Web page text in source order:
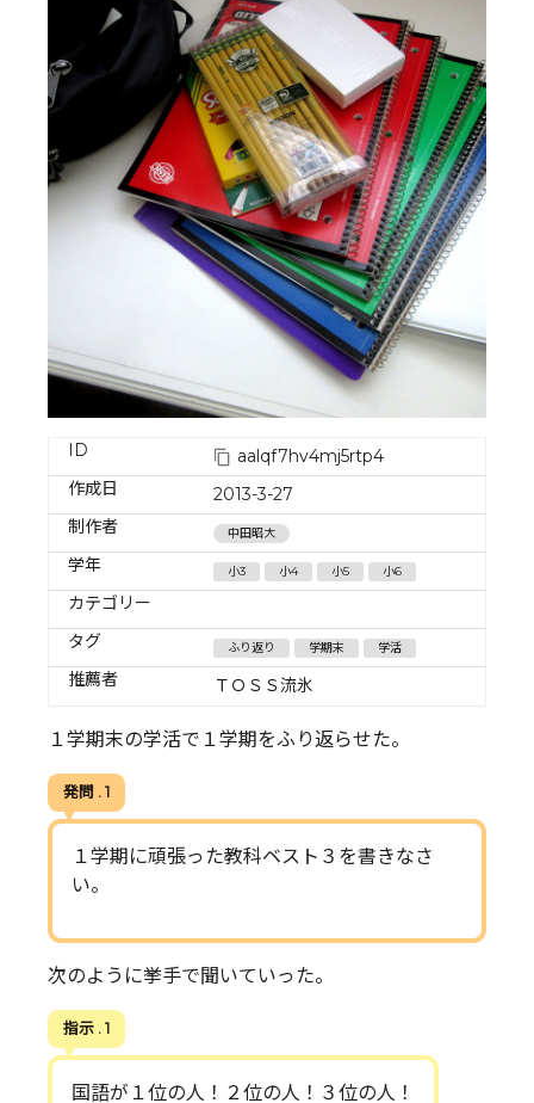
ID
aalqf7hv4mj5rtp4
作成日
2013-3-27
制作者
中田昭大
学年 小3 小4 小5 小6
カテゴリー
タグ
ふり返り 学期末 学活
推薦者 ＴＯＳＳ流氷
１学期末の学活で１学期をふり返らせた。
発問 . 1
１学期に頑張った教科ベスト３を書きなさ
い。
次のように挙手で聞いていった。
指示 . 1
国語が１位の人！２位の人！３位の人！